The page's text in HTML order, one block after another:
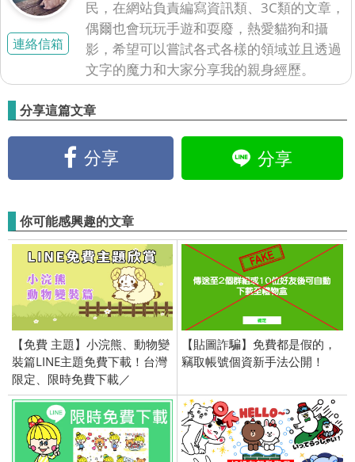
連絡信箱
民，在網站負責編寫資訊類、3C類的文章，
偶爾也會玩玩手遊和耍廢，熱愛貓狗和攝
影，希望可以嘗試各式各樣的領域並且透過
文字的魔力和大家分享我的親身經歷。
分享這篇文章
分享 分享
你可能感興趣的文章
【免費 主題】小浣熊、動物變
裝篇LINE主題免費下載！台灣
限定、限時免費下載／
2019/09/20
【貼圖詐騙】免費都是假的，
竊取帳號個資新手法公開！